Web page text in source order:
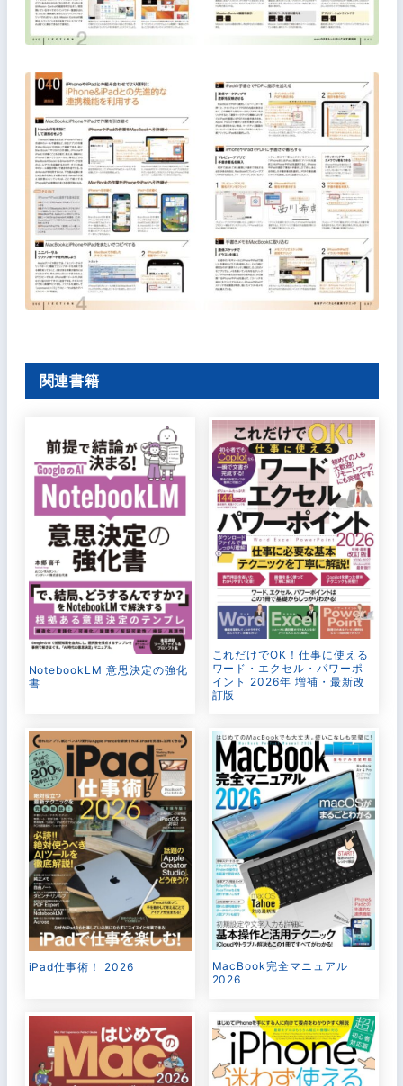
関連書籍
NotebookLM 意思決定の強化
書
これだけでOK！仕事に使える
ワード・エクセル・パワーポ
イント 2026年 増補・最新改
訂版
iPad仕事術！ 2026
MacBook完全マニュアル
2026